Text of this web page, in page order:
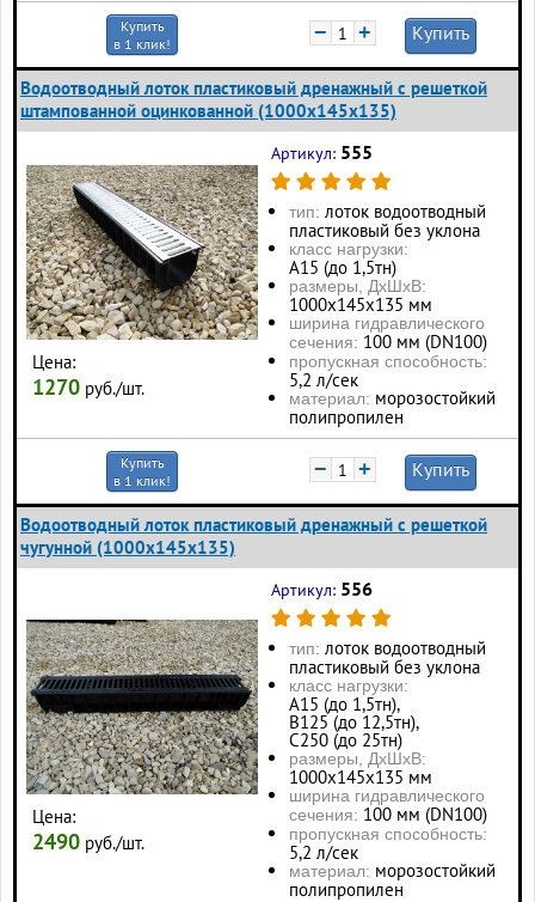
Купить
в 1 клик!
− + Купить
Водоотводный лоток пластиковый дренажный с решеткой
штампованной оцинкованной (1000x145x135)
Цена:
1270 руб./шт.
Артикул: 555
тип: лоток водоотводный
пластиковый без уклона
класс нагрузки:
А15 (до 1,5тн)
размеры, ДхШхВ:
1000х145х135 мм
ширина гидравлического
сечения: 100 мм (DN100)
пропускная способность:
5,2 л/сек
материал: морозостойкий
полипропилен
Купить
в 1 клик!
− + Купить
Водоотводный лоток пластиковый дренажный с решеткой
чугунной (1000x145x135)
Цена:
2490 руб./шт.
Артикул: 556
тип: лоток водоотводный
пластиковый без уклона
класс нагрузки:
А15 (до 1,5тн),
В125 (до 12,5тн),
С250 (до 25тн)
размеры, ДхШхВ:
1000х145х135 мм
ширина гидравлического
сечения: 100 мм (DN100)
пропускная способность:
5,2 л/сек
материал: морозостойкий
полипропилен